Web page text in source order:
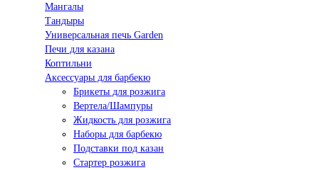
Мангалы
Тандыры
Универсальная печь Garden
Печи для казана
Коптильни
Аксессуары для барбекю
Брикеты для розжига
Вертела/Шампуры
Жидкость для розжига
Наборы для барбекю
Подставки под казан
Стартер розжига